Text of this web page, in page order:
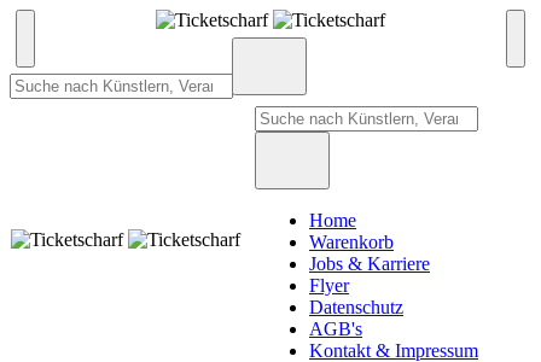
Home
Warenkorb
Jobs & Karriere
Flyer
Datenschutz
AGB's
Kontakt & Impressum